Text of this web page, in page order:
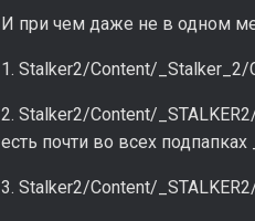
И при чем даже не в одном
1. Stalker2/Content/
2. Stalker2/Content/
есть почти во всех
3. Stalker2/Content/